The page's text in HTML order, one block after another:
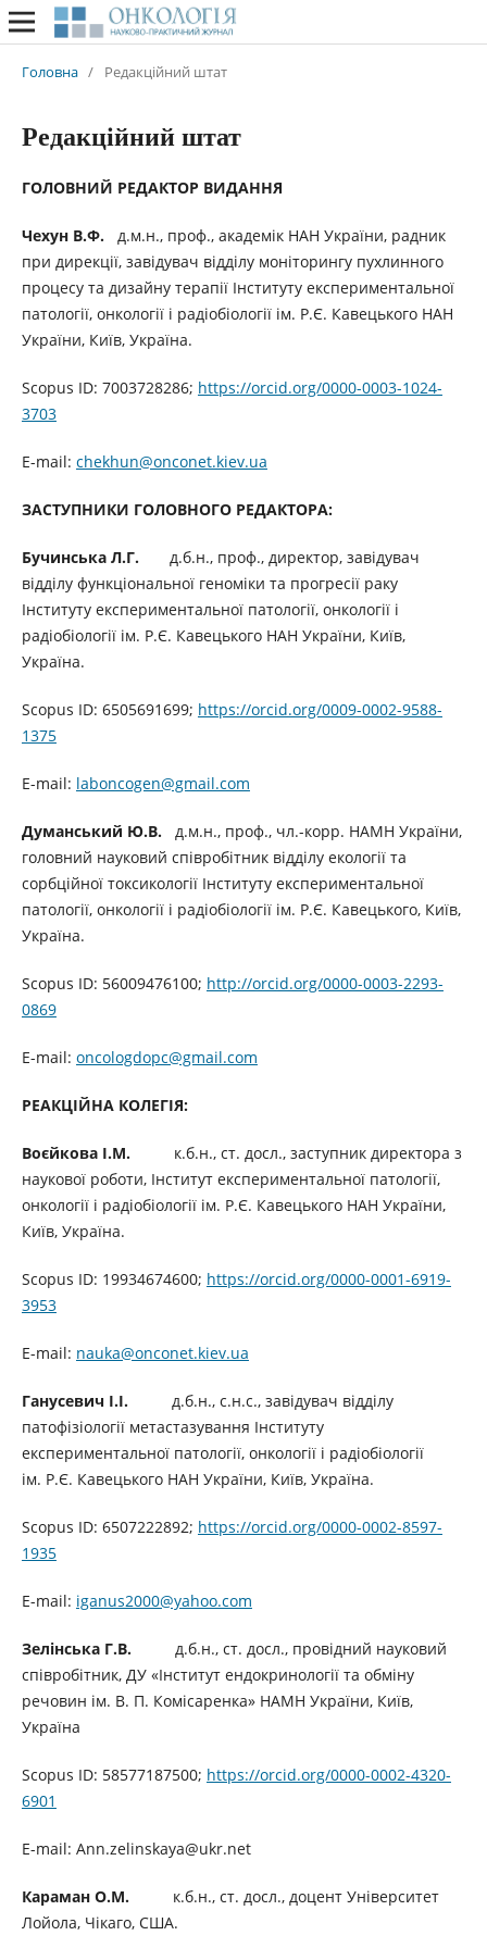
Головна / Редакційний штат
Редакційний штат
ГОЛОВНИЙ РЕДАКТОР ВИДАННЯ
Чехун В.Ф. д.м.н., проф., академік НАН України, радник
при дирекції, завідувач відділу моніторингу пухлинного
процесу та дизайну терапії Інституту експериментальної
патології, онкології і радіобіології ім. Р.Є. Кавецького НАН
України, Київ, Україна.
Scopus ID: 7003728286; https://orcid.org/0000-0003-1024-
3703
E-mail: chekhun@onconet.kiev.ua
ЗАСТУПНИКИ ГОЛОВНОГО РЕДАКТОРА:
Бучинська Л.Г. д.б.н., проф., директор, завідувач
відділу функціональної геноміки та прогресії раку
Інституту експериментальної патології, онкології і
радіобіології ім. Р.Є. Кавецького НАН України, Київ,
Україна.
Scopus ID: 6505691699; https://orcid.org/0009-0002-9588-
1375
E-mail: laboncogen@gmail.com
Думанський Ю.В. д.м.н., проф., чл.-корр. НАМН України,
головний науковий співробітник відділу екології та
сорбційної токсикології Інституту експериментальної
патології, онкології і радіобіології ім. Р.Є. Кавецького, Київ,
Україна.
Scopus ID: 56009476100; http://orcid.org/0000-0003-2293-
0869
E-mail: oncologdopc@gmail.com
РЕАКЦІЙНА КОЛЕГІЯ:
Воєйкова І.М. к.б.н., ст. досл., заступник директора з
наукової роботи, Інститут експериментальної патології,
онкології і радіобіології ім. Р.Є. Кавецького НАН України,
Київ, Україна.
Scopus ID: 19934674600; https://orcid.org/0000-0001-6919-
3953
E-mail: nauka@onconet.kiev.ua
Ганусевич І.І.д.б.н., с.н.с., завідувач відділу
патофізіології метастазування Інституту
експериментальної патології, онкології і радіобіології
ім. Р.Є. Кавецького НАН України, Київ, Україна.
Scopus ID: 6507222892; https://orcid.org/0000-0002-8597-
1935
E-mail: iganus2000@yahoo.com
Зелінська Г.В.д.б.н., ст. досл., провідний науковий
співробітник, ДУ «Інститут ендокринології та обміну
речовин ім. В. П. Комісаренка» НАМН України, Київ,
Україна
Scopus ID: 58577187500; https://orcid.org/0000-0002-4320-
6901
E-mail: Ann.zelinskaya@ukr.net
Караман О.М.к.б.н., ст. досл., доцент Університет
Лойола, Чікаго, США.